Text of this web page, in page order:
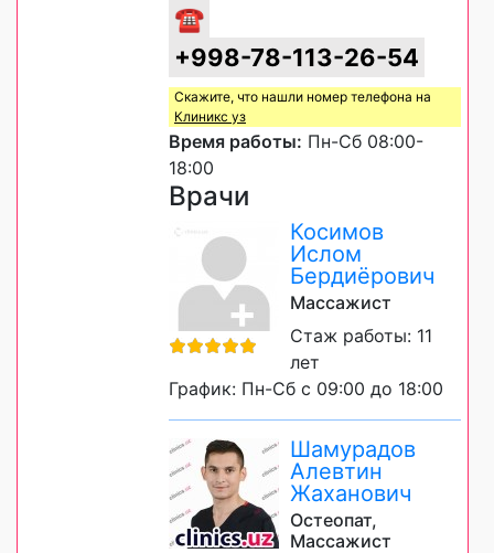
☎
+998-78-113-26-54
Скажите, что нашли номер телефона на
Клиникс уз
Время работы: Пн-Сб 08:00-
18:00
Врачи
Косимов
Ислом
Бердиёрович
Массажист
Стаж работы: 11
лет
График: Пн-Сб с 09:00 до 18:00
Шамурадов
Алевтин
Жаханович
Остеопат,
Массажист